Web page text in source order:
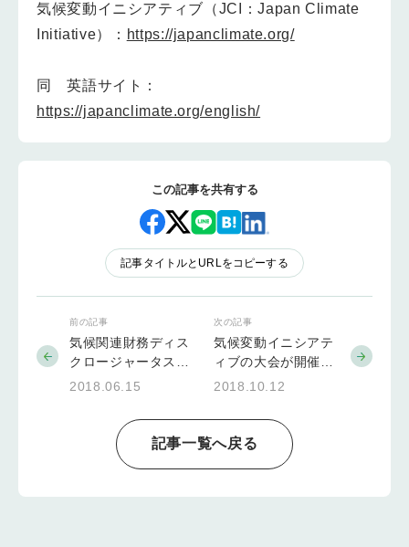
気候変動イニシアティブ（JCI：Japan Climate
Initiative）： https://japanclimate.org/
同 英語サイト：
https://japanclimate.org/english/
この記事を共有する
記事タイトルとURLをコピーする
前の記事
気候関連財務ディス
クロージャータスク
フォース（TCFD）
2018.06.15
記事一覧へ戻る
次の記事
気候変動イニシアテ
ィブの大会が開催さ
れました
2018.10.12